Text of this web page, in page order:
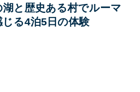
と歴史ある村でルーマ
る4泊5日の体験